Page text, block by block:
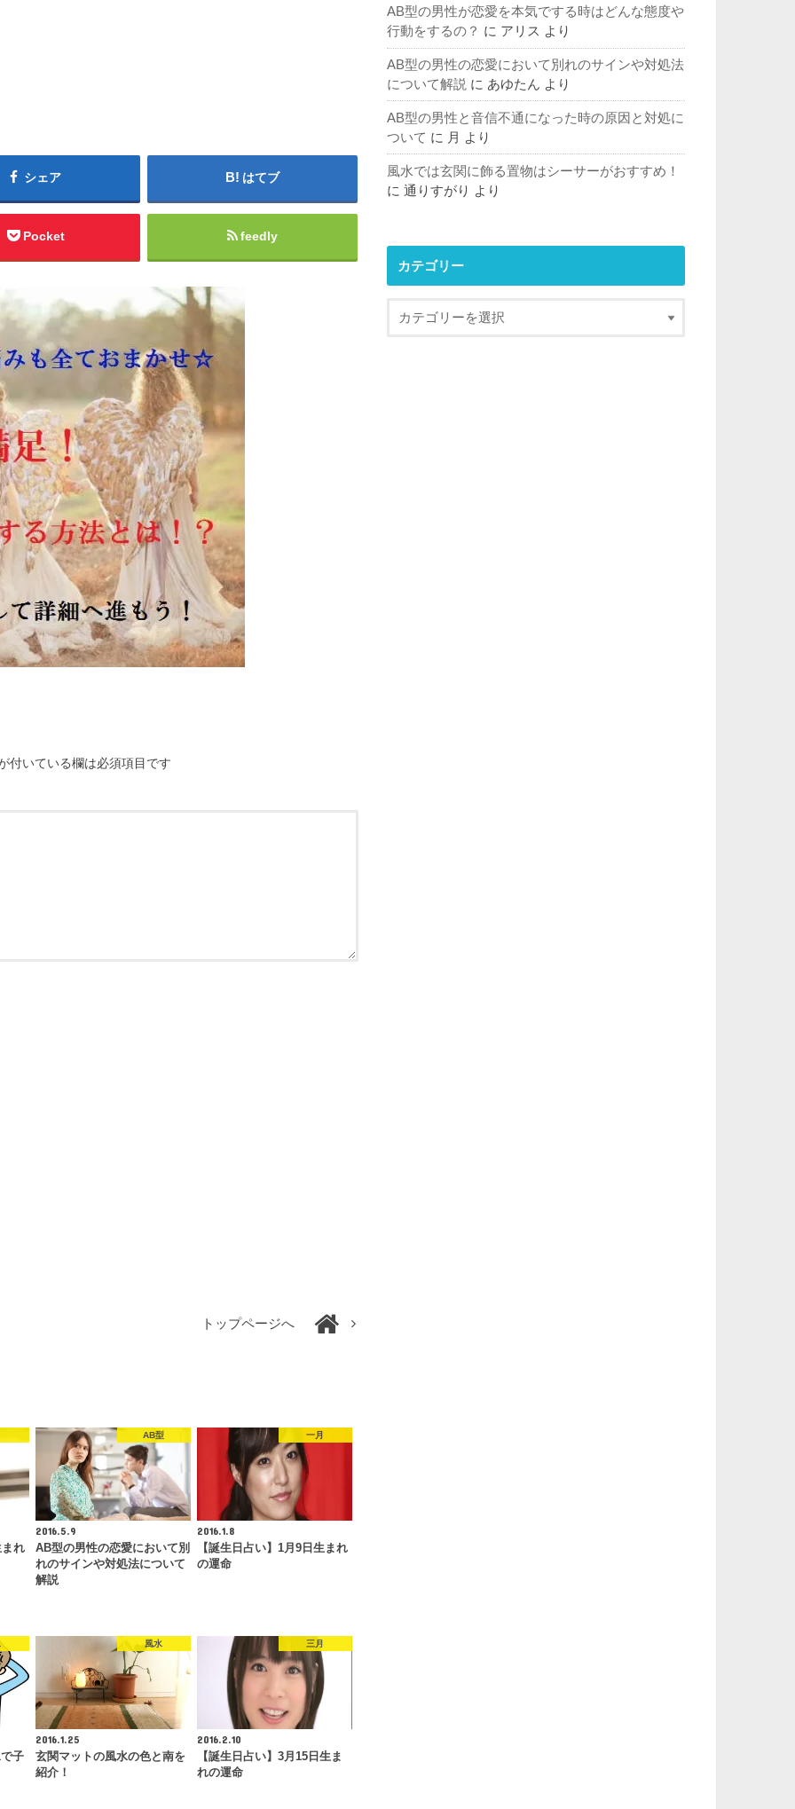
シェア はてブ
Pocket feedly
付いている欄は必須項目です
トップページへ
れ
AB型
2016.5.9
AB型の男性の恋愛において別
れのサインや対処法について
解説
一月
2016.1.8
【誕生日占い】1月9日生まれ
の運命
子
風水
2016.1.25
玄関マットの風水の色と南を
紹介！
三月
2016.2.10
【誕生日占い】3月15日生ま
れの運命
AB型の男性が恋愛を本気でする時はどんな態度や
行動をするの？ に アリス より
AB型の男性の恋愛において別れのサインや対処法
について解説 に あゆたん より
AB型の男性と音信不通になった時の原因と対処に
ついて に 月 より
風水では玄関に飾る置物はシーサーがおすすめ！
に 通りすがり より
カテゴリー